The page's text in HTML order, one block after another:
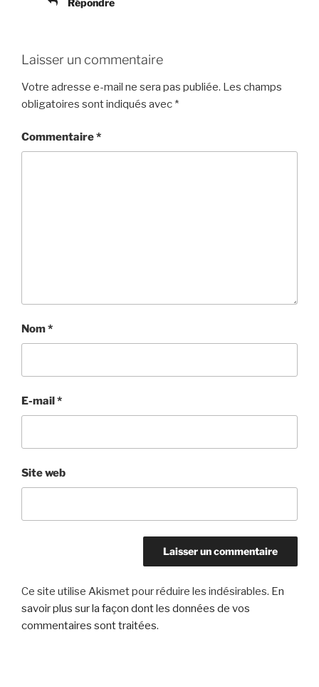
Répondre
Laisser un commentaire
Votre adresse e-mail ne sera pas publiée. Les champs
obligatoires sont indiqués avec *
Commentaire*
Nom*
E-mail*
Site web
Ce site utilise Akismet pour réduire les indésirables. En
savoir plus sur la façon dont les données de vos
commentaires sont traitées.